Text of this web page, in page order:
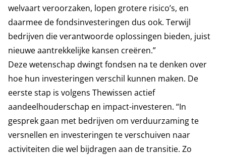
welvaart veroorzaken, lopen grotere risico’s, en
daarmee de fondsinvesteringen dus ook. Terwijl
bedrijven die verantwoorde oplossingen bieden, juist
nieuwe aantrekkelijke kansen creëren.”
Deze wetenschap dwingt fondsen na te denken over
hoe hun investeringen verschil kunnen maken. De
eerste stap is volgens Thewissen actief
aandeelhouderschap en impact-investeren. “In
gesprek gaan met bedrijven om verduurzaming te
versnellen en investeringen te verschuiven naar
activiteiten die wel bijdragen aan de transitie. Zo